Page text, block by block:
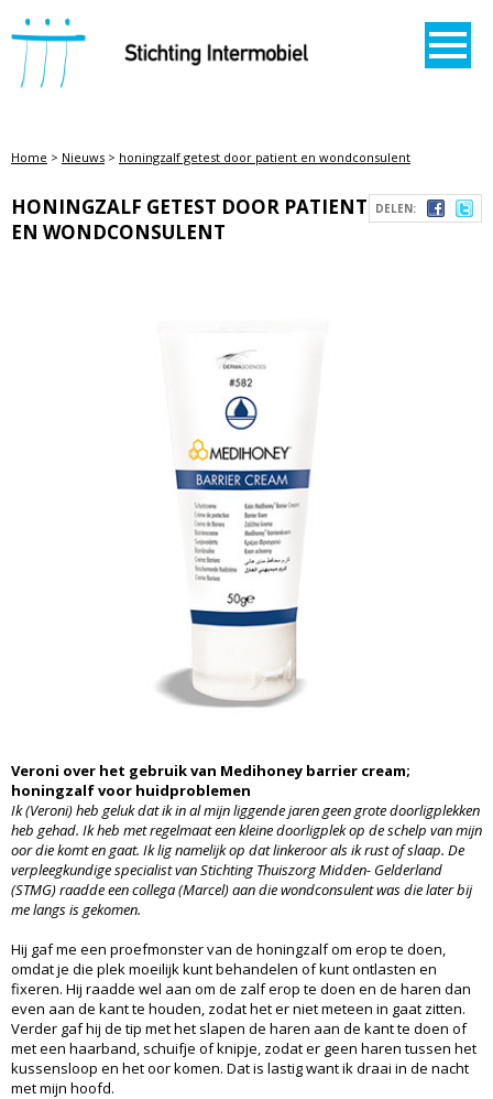
STICHTING INTERMOBIEL
Home > Nieuws > honingzalf getest door patient en wondconsulent
DELEN:
HONINGZALF GETEST DOOR PATIENT
EN WONDCONSULENT
Veroni over het gebruik van Medihoney barrier cream;
honingzalf voor huidproblemen
Ik (Veroni) heb geluk dat ik in al mijn liggende jaren geen grote doorligplekken
heb gehad. Ik heb met regelmaat een kleine doorligplek op de schelp van mijn
oor die komt en gaat. Ik lig namelijk op dat linkeroor als ik rust of slaap. De
verpleegkundige specialist van Stichting Thuiszorg Midden- Gelderland
(STMG) raadde een collega (Marcel) aan die wondconsulent was die later bij
me langs is gekomen.
Hij gaf me een proefmonster van de honingzalf om erop te doen,
omdat je die plek moeilijk kunt behandelen of kunt ontlasten en
fixeren. Hij raadde wel aan om de zalf erop te doen en de haren dan
even aan de kant te houden, zodat het er niet meteen in gaat zitten.
Verder gaf hij de tip met het slapen de haren aan de kant te doen of
met een haarband, schuifje of knipje, zodat er geen haren tussen het
kussensloop en het oor komen. Dat is lastig want ik draai in de nacht
met mijn hoofd.